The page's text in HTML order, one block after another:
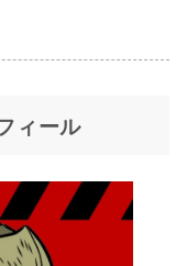
ィール